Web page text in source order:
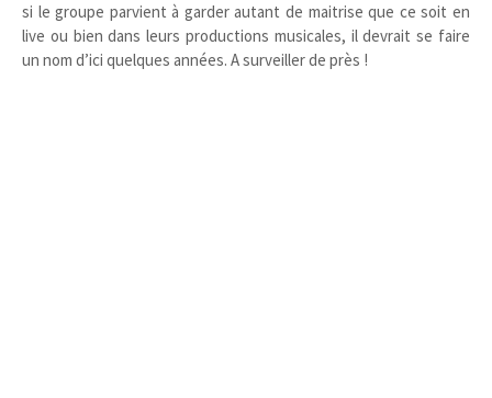
si le groupe parvient à garder autant de maitrise que ce soit en
live ou bien dans leurs productions musicales, il devrait se faire
un nom d’ici quelques années. A surveiller de près !